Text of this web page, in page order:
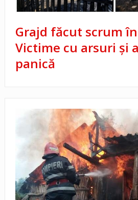
Grajd făcut scrum
Victime cu arsuri și
panică